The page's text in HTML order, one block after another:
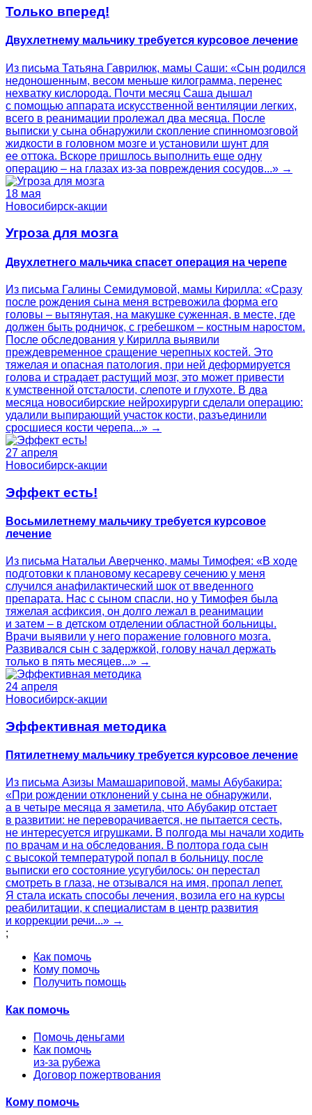
Только вперед!
Двухлетнему мальчику требуется курсовое лечение
Из письма Татьяна Гаврилюк, мамы Саши: «Сын родился
недоношенным, весом меньше килограмма, перенес
нехватку кислорода. Почти месяц Саша дышал
с помощью аппарата искусственной вентиляции легких,
всего в реанимации пролежал два месяца. После
выписки у сына обнаружили скопление спинномозговой
жидкости в головном мозге и установили шунт для
ее оттока. Вскоре пришлось выполнить еще одну
операцию – на глазах из-за повреждения сосудов...» →
18 мая
Новосибирск-акции
Угроза для мозга
Двухлетнего мальчика спасет операция на черепе
Из письма Галины Семидумовой, мамы Кирилла: «Сразу
после рождения сына меня встревожила форма его
головы – вытянутая, на макушке суженная, в месте, где
должен быть родничок, с гребешком – костным наростом.
После обследования у Кирилла выявили
преждевременное сращение черепных костей. Это
тяжелая и опасная патология, при ней деформируется
голова и страдает растущий мозг, это может привести
к умственной отсталости, слепоте и глухоте. В два
месяца новосибирские нейрохирурги сделали операцию:
удалили выпирающий участок кости, разъединили
сросшиеся кости черепа...» →
27 апреля
Новосибирск-акции
Эффект есть!
Восьмилетнему мальчику требуется курсовое
лечение
Из письма Натальи Аверченко, мамы Тимофея: «В ходе
подготовки к плановому кесареву сечению у меня
случился анафилактический шок от введенного
препарата. Нас с сыном спасли, но у Тимофея была
тяжелая асфиксия, он долго лежал в реанимации
и затем – в детском отделении областной больницы.
Врачи выявили у него поражение головного мозга.
Развивался сын с задержкой, голову начал держать
только в пять месяцев...» →
24 апреля
Новосибирск-акции
Эффективная методика
Пятилетнему мальчику требуется курсовое лечение
Из письма Азизы Мамашариповой, мамы Абубакира:
«При рождении отклонений у сына не обнаружили,
а в четыре месяца я заметила, что Абубакир отстает
в развитии: не переворачивается, не пытается сесть,
не интересуется игрушками. В полгода мы начали ходить
по врачам и на обследования. В полтора года сын
с высокой температурой попал в больницу, после
выписки его состояние усугубилось: он перестал
смотреть в глаза, не отзывался на имя, пропал лепет.
Я стала искать способы лечения, возила его на курсы
реабилитации, к специалистам в центр развития
и коррекции речи...» →
;
Как помочь
Кому помочь
Получить помощь
Как помочь
Помочь деньгами
Как помочь
из-за рубежа
Договор пожертвования
Кому помочь